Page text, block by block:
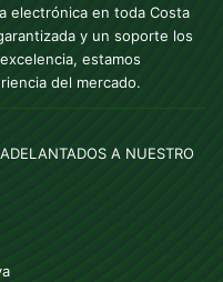
electrónica en toda Costa
y un soporte los
estamos
del mercado.
ADELANTADOS A NUESTRO